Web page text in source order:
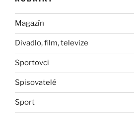
Magazín
Divadlo, film, televize
Sportovci
Spisovatelé
Sport